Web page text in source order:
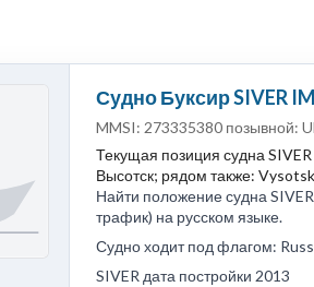
Судно Буксир SIVER
MMSI: 273335380 позывной:
Текущая позиция судна
Высотск; рядом также:
Найти положение судна
трафик) на русском языке.
Судно ходит под флагом:
SIVER дата постройки 2013